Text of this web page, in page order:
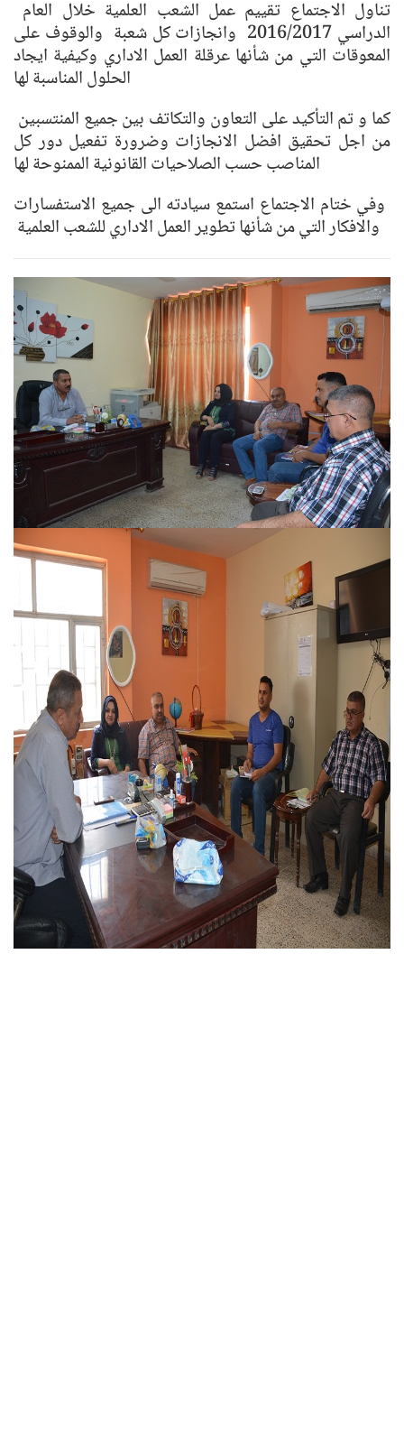
الدراسي 2016/2017 وانجازات كل شعبة والوقوف على
المعوقات التي من شأنها عرقلة العمل الاداري وكيفية ايجاد
الحلول المناسبة لها
من اجل تحقيق افضل الانجازات وضرورة تفعيل دور كل
المناصب حسب الصلاحيات القانونية الممنوحة لها
وفي ختام الاجتماع استمع سيادته الى جميع الاستفسارات
والافكار التي من شأنها تطوير العمل الاداري للشعب العلمية